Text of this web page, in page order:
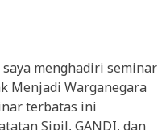
menghadiri seminar
Menjadi Warganegara
terbatas ini
Sipil, GANDI, dan